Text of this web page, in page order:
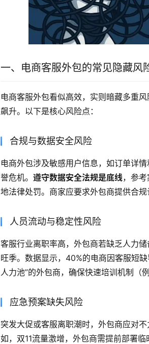
一、电商客服外包的常见隐藏风
电商客服外包看似高效，实则暗藏多重
飙升。以下是核心风险点：
合规与数据安全风险
电商外包涉及敏感用户信息，如订单详
誉危机。遵守数据安全法规是底线，参
地法律处罚。商家应要求外包商提供合
人员流动与稳定性风险
客服行业离职率高，外包商若缺乏人力储
旺季。数据显示，40%的电商因客服短
人力池”的外包商，确保快速培训机制（
应急预案缺失风险
突发大促或客服离职潮时，外包商应对
如，双11流量激增，外包商需提前部署